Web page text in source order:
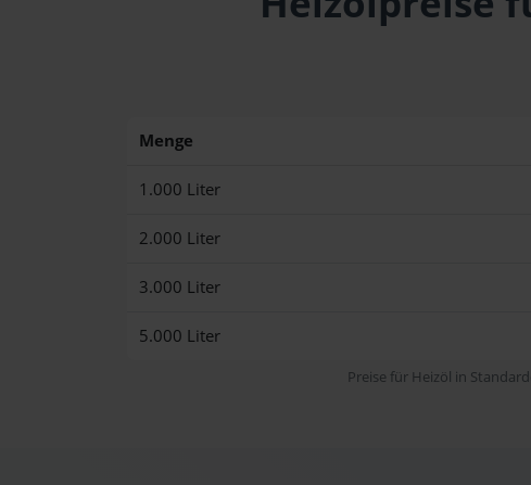
Menge
1.000 Liter
2.000 Liter
3.000 Liter
5.000 Liter
Preise für Heizöl in